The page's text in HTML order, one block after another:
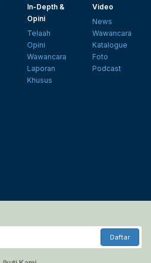
In-Depth &
Opini
Telaah
Opini
Wawancara
Laporan
Khusus
Video
News
Wawancara
Katalogue
Foto
Podcast
Daftar